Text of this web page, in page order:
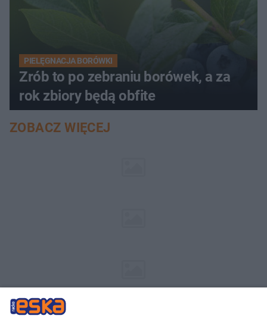
PIELĘGNACJA BORÓWKI
Zrób to po zebraniu borówek, a za
rok zbiory będą obfite
ZOBACZ WIĘCEJ